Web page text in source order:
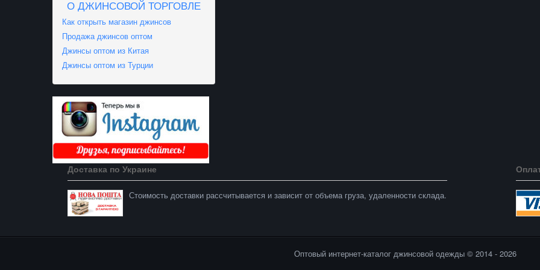
О ДЖИНСОВОЙ ТОРГОВЛЕ
Как открыть магазин джинсов
Продажа джинсов оптом
Джинсы оптом из Китая
Джинсы оптом из Турции
Доставка по Украине
Стоимость доставки рассчитывается и зависит от объема груза, удаленности склада.
Оптовый интернет-каталог джинсовой одежды © 2014 - 2026